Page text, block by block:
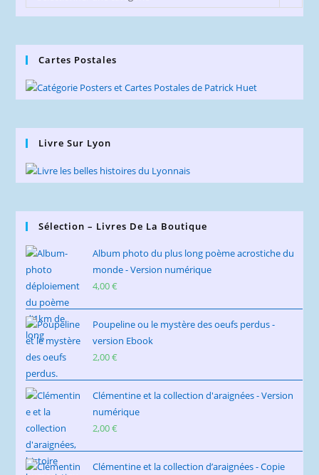
du
Cartes Postales
Livre Sur Lyon
Sélection – Livres De La Boutique
Album photo du plus long poème acrostiche du
monde - Version numérique
4,00€
Poupeline ou le mystère des oeufs perdus -
version Ebook
2,00€
Clémentine et la collection d'araignées - Version
numérique
2,00€
Clémentine et la collection d’araignées - Copie